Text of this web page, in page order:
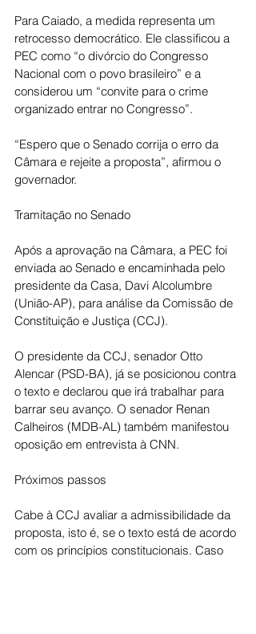
Para Caiado, a medida representa um
retrocesso democrático. Ele classificou a
PEC como “o divórcio do Congresso
Nacional com o povo brasileiro” e a
considerou um “convite para o crime
organizado entrar no Congresso”.
“Espero que o Senado corrija o erro da
Câmara e rejeite a proposta”, afirmou o
governador.
Tramitação no Senado
Após a aprovação na Câmara, a PEC foi
enviada ao Senado e encaminhada pelo
presidente da Casa, Davi Alcolumbre
(União-AP), para análise da Comissão de
Constituição e Justiça (CCJ).
O presidente da CCJ, senador Otto
Alencar (PSD-BA), já se posicionou contra
o texto e declarou que irá trabalhar para
barrar seu avanço. O senador Renan
Calheiros (MDB-AL) também manifestou
oposição em entrevista à CNN.
Próximos passos
Cabe à CCJ avaliar a admissibilidade da
proposta, isto é, se o texto está de acordo
com os princípios constitucionais. Caso